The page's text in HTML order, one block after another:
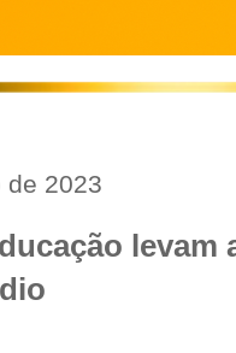
de 2023
levam